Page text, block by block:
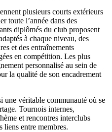
plusieurs courts extérieurs
toute l’année dans des
diplômés du club proposent
à chaque niveau, des
et des entraînements
en compétition. Les plus
personnalisé au sein de
la qualité de son encadrement
une véritable communauté où se
Tournois internes,
et rencontres interclubs
liens entre membres.